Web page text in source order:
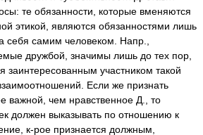
те обязанности, которые вменяются
этикой, являются обязанностями лишь
себя самим человеком. Напр.,
дружбой, значимы лишь до тех пор,
заинтересованным участником такой
Если же признать
важной, чем нравственное Д., то
должен выказывать по отношению к
к-рое признается должным,